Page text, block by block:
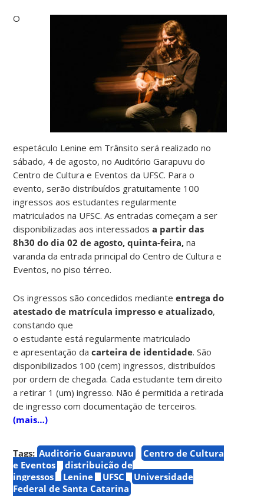
O
espetáculo Lenine em Trânsito será realizado no
sábado, 4 de agosto, no Auditório Garapuvu do
Centro de Cultura e Eventos da UFSC. Para o
evento, serão distribuídos gratuitamente 100
ingressos aos estudantes regularmente
matriculados na UFSC. As entradas começam a ser
disponibilizadas aos interessadosa partir das
8h30 do dia 02 de agosto, quinta-feira, na
varanda da entrada principal do Centro de Cultura e
Eventos, no piso térreo.
Os ingressos são concedidos medianteentrega do
atestado de matrícula impresso e atualizado,
constando que
o estudante está regularmente matriculado
e apresentação da carteira de identidade. São
disponibilizados 100 (cem) ingressos, distribuídos
por ordem de chegada. Cada estudante tem direito
a retirar 1 (um) ingresso. Não é permitida a retirada
de ingresso com documentação de terceiros.
(mais…)
Tags: Auditório Guarapuvu
Centro de Cultura
e Eventos
distribuição de
ingressos
Lenine UFSC
Universidade
Federal de Santa Catarina